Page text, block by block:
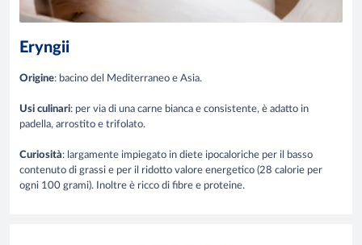
Eryngii
Origine: bacino del Mediterraneo e Asia.
Usi culinari: per via di una carne bianca e consistente, è adatto in
padella, arrostito e trifolato.
Curiosità: largamente impiegato in diete ipocaloriche per il basso
contenuto di grassi e per il ridotto valore energetico (28 calorie per
ogni 100 grami). Inoltre è ricco di fibre e proteine.